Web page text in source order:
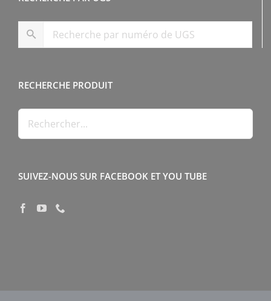
RECHERCHE PRODUIT
SUIVEZ-NOUS SUR FACEBOOK ET YOU TUBE